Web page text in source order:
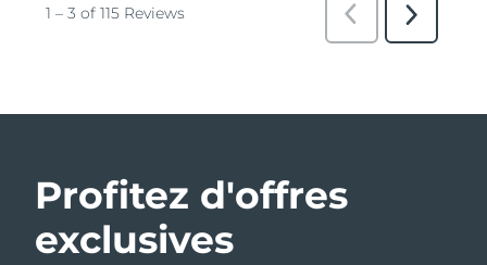
Profitez d'offres
exclusives